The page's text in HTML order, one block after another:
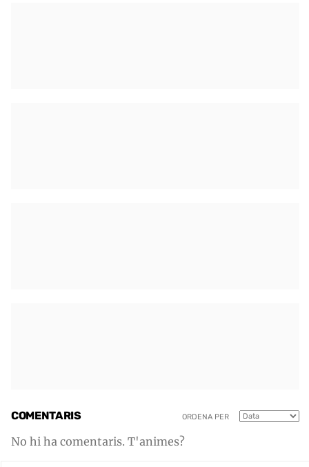
COMENTARIS ORDENA PER
No hi ha comentaris. T'animes?